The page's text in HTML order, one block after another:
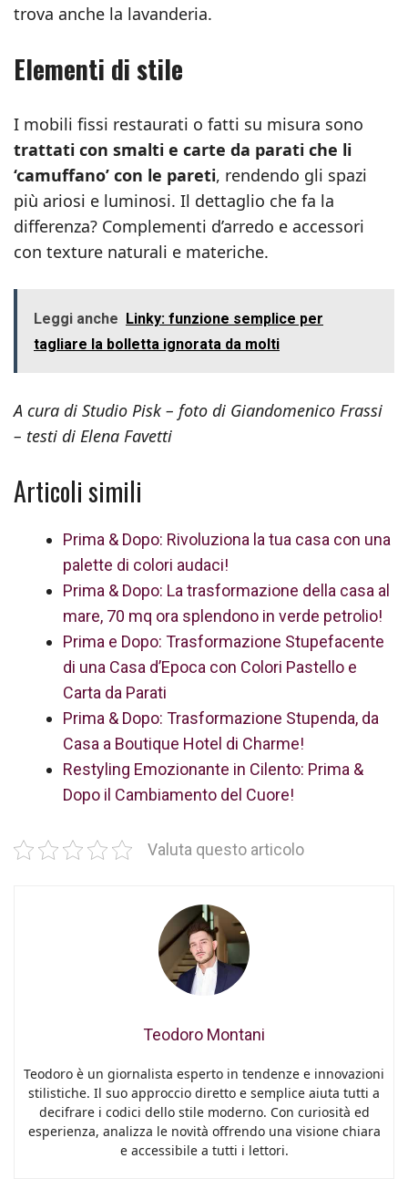
trova anche la lavanderia.
Elementi di stile
I mobili fissi restaurati o fatti su misura sono
trattati con smalti e carte da parati che li
‘camuffano’ con le pareti, rendendo gli spazi
più ariosi e luminosi. Il dettaglio che fa la
differenza? Complementi d’arredo e accessori
con texture naturali e materiche.
Leggi anche Linky: funzione semplice per
tagliare la bolletta ignorata da molti
A cura di Studio Pisk – foto di Giandomenico Frassi
– testi di Elena Favetti
Articoli simili
Prima & Dopo: Rivoluziona la tua casa con una
palette di colori audaci!
Prima & Dopo: La trasformazione della casa al
mare, 70 mq ora splendono in verde petrolio!
Prima e Dopo: Trasformazione Stupefacente
di una Casa d’Epoca con Colori Pastello e
Carta da Parati
Prima & Dopo: Trasformazione Stupenda, da
Casa a Boutique Hotel di Charme!
Restyling Emozionante in Cilento: Prima &
Dopo il Cambiamento del Cuore!
Valuta questo articolo
Teodoro Montani
Teodoro è un giornalista esperto in tendenze e innovazioni
stilistiche. Il suo approccio diretto e semplice aiuta tutti a
decifrare i codici dello stile moderno. Con curiosità ed
esperienza, analizza le novità offrendo una visione chiara
e accessibile a tutti i lettori.